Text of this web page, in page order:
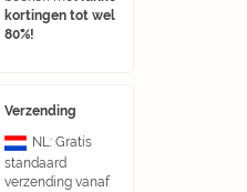
kortingen tot wel
80%!
Verzending
NL: Gratis
standaard
verzending vanaf